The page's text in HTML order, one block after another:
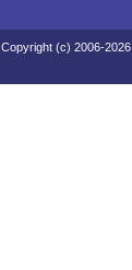
Copyright (c) 2006-